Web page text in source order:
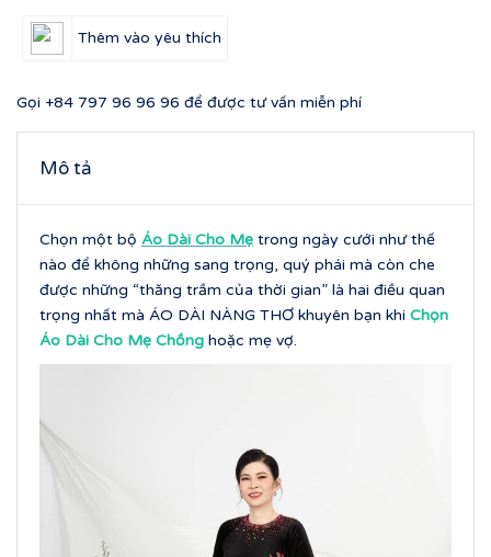
Thêm vào yêu thích
Gọi +84 797 96 96 96 để được tư vấn miễn phí
Mô tả
Chọn một bộ Áo Dài Cho Mẹ trong ngày cưới như thế
nào để không những sang trọng, quý phái mà còn che
được những “thăng trầm của thời gian” là hai điều quan
trọng nhất mà ÁO DÀI NÀNG THƠ khuyên bạn khi Chọn
Áo Dài Cho Mẹ Chồng hoặc mẹ vợ.